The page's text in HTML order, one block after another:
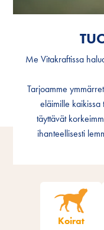
Me Vitakraftissa
Tarjoamme
eläimille
täyttävät
ihanteellisesti
Me Vitakraftissa
Tarjoamme
eläimille
täyttävät
ihanteellisesti
Koirat